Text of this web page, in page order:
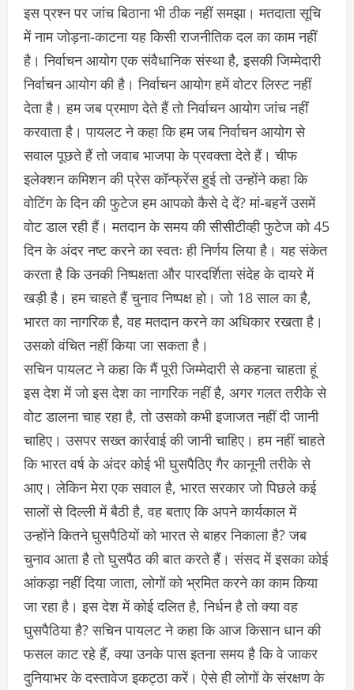
इस प्रश्न पर जांच बिठाना भी ठीक नहीं समझा। मतदाता सूचि
में नाम जोड़ना-काटना यह किसी राजनीतिक दल का काम नहीं
है। निर्वाचन आयोग एक संवैधानिक संस्था है, इसकी जिम्मेदारी
निर्वाचन आयोग की है। निर्वाचन आयोग हमें वोटर लिस्ट नहीं
देता है। हम जब प्रमाण देते हैं तो निर्वाचन आयोग जांच नहीं
करवाता है। पायलट ने कहा कि हम जब निर्वाचन आयोग से
सवाल पूछते हैं तो जवाब भाजपा के प्रवक्ता देते हैं। चीफ
इलेक्शन कमिशन की प्रेस कॉन्फ्रेंस हुई तो उन्होंने कहा कि
वोटिंग के दिन की फुटेज हम आपको कैसे दे दें? मां-बहनें उसमें
वोट डाल रही हैं। मतदान के समय की सीसीटीव्ही फुटेज को 45
दिन के अंदर नष्ट करने का स्वतः ही निर्णय लिया है। यह संकेत
करता है कि उनकी निष्पक्षता और पारदर्शिता संदेह के दायरे में
खड़ी है। हम चाहते हैं चुनाव निष्पक्ष हो। जो 18 साल का है,
भारत का नागरिक है, वह मतदान करने का अधिकार रखता है।
उसको वंचित नहीं किया जा सकता है।
सचिन पायलट ने कहा कि मैं पूरी जिम्मेदारी से कहना चाहता हूं
इस देश में जो इस देश का नागरिक नहीं है, अगर गलत तरीके से
वोट डालना चाह रहा है, तो उसको कभी इजाजत नहीं दी जानी
चाहिए। उसपर सख्त कार्रवाई की जानी चाहिए। हम नहीं चाहते
कि भारत वर्ष के अंदर कोई भी घुसपैठिए गैर कानूनी तरीके से
आए। लेकिन मेरा एक सवाल है, भारत सरकार जो पिछले कई
सालों से दिल्ली में बैठी है, वह बताए कि अपने कार्यकाल में
उन्होंने कितने घुसपैठियों को भारत से बाहर निकाला है? जब
चुनाव आता है तो घुसपैठ की बात करते हैं। संसद में इसका कोई
आंकड़ा नहीं दिया जाता, लोगों को भ्रमित करने का काम किया
जा रहा है। इस देश में कोई दलित है, निर्धन है तो क्या वह
घुसपैठिया है? सचिन पायलट ने कहा कि आज किसान धान की
फसल काट रहे हैं, क्या उनके पास इतना समय है कि वे जाकर
दुनियाभर के दस्तावेज इकट्ठा करें। ऐसे ही लोगों के संरक्षण के